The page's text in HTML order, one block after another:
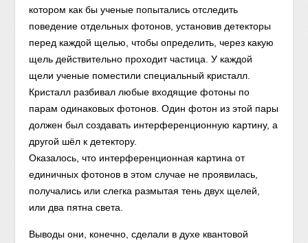
котором как бы ученые попытались отследить
поведение отдельных фотонов, установив детекторы
перед каждой щелью, чтобы определить, через какую
щель действительно проходит частица. У каждой
щели ученые поместили специальный кристалл.
Кристалл разбивал любые входящие фотоны по
парам одинаковых фотонов. Один фотон из этой пары
должен был создавать интерференционную картину, а
другой шёл к детектору.
Оказалось, что интерференционная картина от
единичных фотонов в этом случае не проявилась,
получались или слегка размытая тень двух щелей,
или два пятна света.
Выводы они, конечно, сделали в духе квантовой